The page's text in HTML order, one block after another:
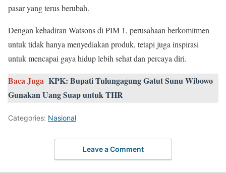
pasar yang terus berubah.
Dengan kehadiran Watsons di PIM 1, perusahaan berkomitmen
untuk tidak hanya menyediakan produk, tetapi juga inspirasi
untuk mencapai gaya hidup lebih sehat dan percaya diri.
Baca Juga KPK: Bupati Tulungagung Gatut Sunu Wibowo
Gunakan Uang Suap untuk THR
Categories: Nasional
Leave a Comment